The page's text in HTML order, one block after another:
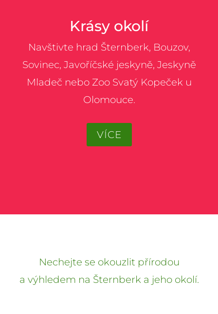
Krásy okolí
Navštivte hrad Šternberk, Bouzov,
Sovinec, Javoříčské jeskyně, Jeskyně
Mladeč nebo Zoo Svatý Kopeček u
Olomouce.
VÍCE
Nechejte se okouzlit přírodou
a výhledem na Šternberk a jeho okolí.